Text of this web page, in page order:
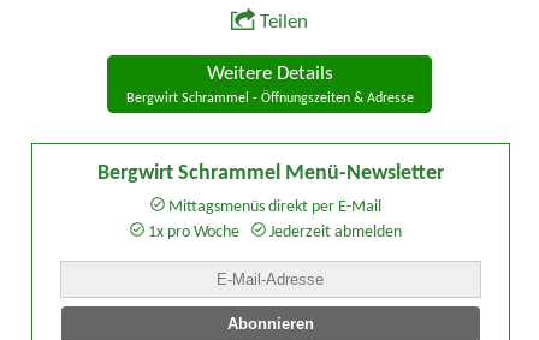
Teilen
Weitere Details
Bergwirt Schrammel - Öffnungszeiten & Adresse
Bergwirt Schrammel Menü-Newsletter
Mittagsmenüs direkt per E-Mail
1x pro Woche
Jederzeit abmelden